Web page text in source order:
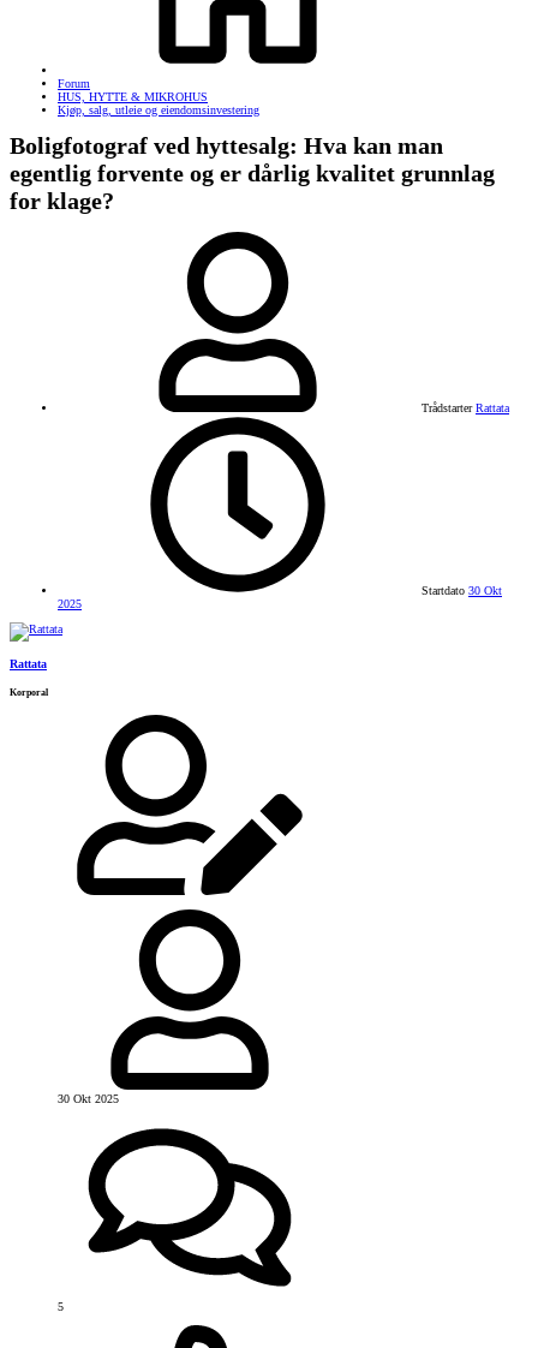
Forum
HUS, HYTTE & MIKROHUS
Kjøp, salg, utleie og eiendomsinvestering
Boligfotograf ved hyttesalg: Hva kan man
egentlig forvente og er dårlig kvalitet grunnlag
for klage?
Trådstarter Rattata
Startdato 30 Okt
2025
Rattata
Korporal
30 Okt 2025
5